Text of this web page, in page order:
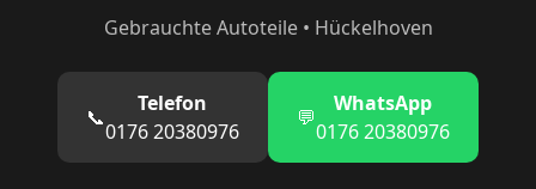
Gebrauchte Autoteile • Hückelhoven
📞
Telefon
0176 20380976
💬
WhatsApp
0176 20380976